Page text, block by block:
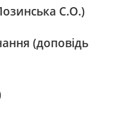
С.О.)
(доповідь